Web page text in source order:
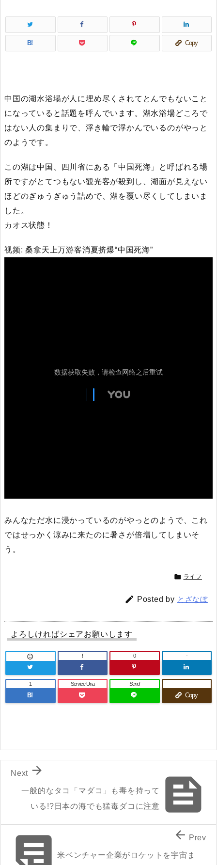
B! Copy
中国の湖水浴場が人に埋め尽くされてとんでもないこと
になっていると話題を呼んでいます。湖水浴場どころで
はない人の集まりで、浮き輪で浮かんでいるのがやっと
のようです。
この湖は中国、四川省にある「中国死海」と呼ばれる場
所ですがとてつもない観光客が殺到し、湖面が見えない
ほどのぎゅうぎゅう詰めで、湖を覆い尽くしてしまいま
した。
カオス状態！
视频: 桑拿天上万游客消夏挤爆“中国死海”
みんなただ水に浸かっているのがやっとのようで、これ
ではせっかく涼みに来たのに暑さが倍増してしまいそ
う。
 ライフ
 Posted by とざなぼ
よろしければシェアお願いします
 ! 0 -
B!
1 Service Una Send
Copy
-

一般的なタコ「マダコ」も毒を持って
いる!?日本の海でも猛毒ダコに注意

Next
米ベンチャー企業がロケットを宇宙ま
 Prev